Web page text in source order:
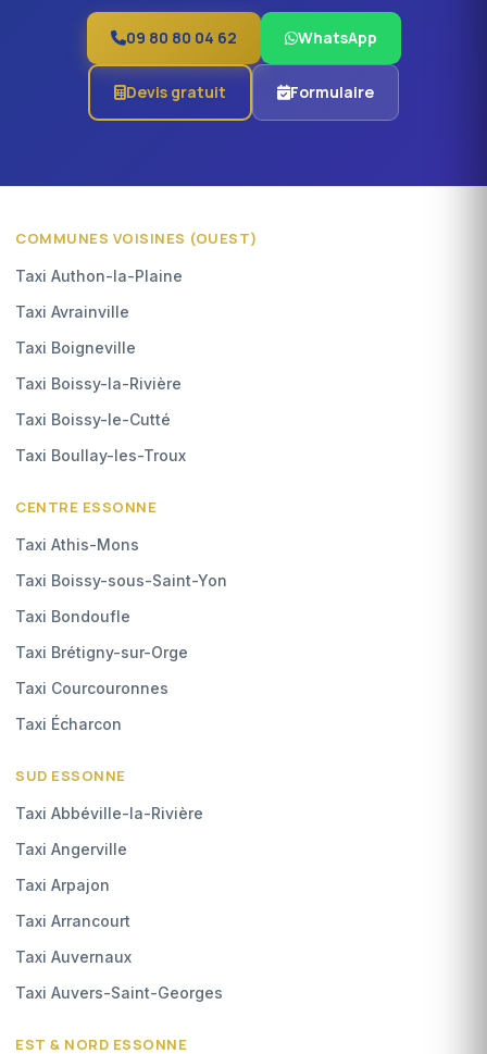
09 80 80 04 62 WhatsApp
Devis gratuit Formulaire
COMMUNES VOISINES (OUEST)
Taxi Authon-la-Plaine
Taxi Avrainville
Taxi Boigneville
Taxi Boissy-la-Rivière
Taxi Boissy-le-Cutté
Taxi Boullay-les-Troux
CENTRE ESSONNE
Taxi Athis-Mons
Taxi Boissy-sous-Saint-Yon
Taxi Bondoufle
Taxi Brétigny-sur-Orge
Taxi Courcouronnes
Taxi Écharcon
SUD ESSONNE
Taxi Abbéville-la-Rivière
Taxi Angerville
Taxi Arpajon
Taxi Arrancourt
Taxi Auvernaux
Taxi Auvers-Saint-Georges
EST & NORD ESSONNE